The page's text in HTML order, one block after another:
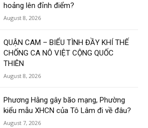
hoảng lên đỉnh điểm?
August 8, 2026
QUẬN CAM – BIỂU TÌNH ĐẦY KHÍ THẾ
CHỐNG CA NÔ VIỆT CỘNG QUỐC
THIÊN
August 8, 2026
Phương Hằng gây bão mạng, Phường
kiểu mẫu XHCN của Tô Lâm đi về đâu?
August 7, 2026